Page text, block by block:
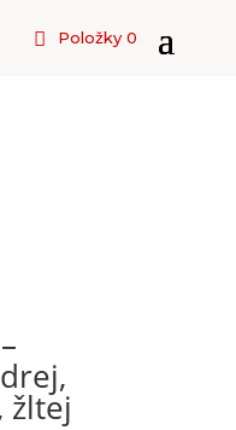
Položky 0
žltej